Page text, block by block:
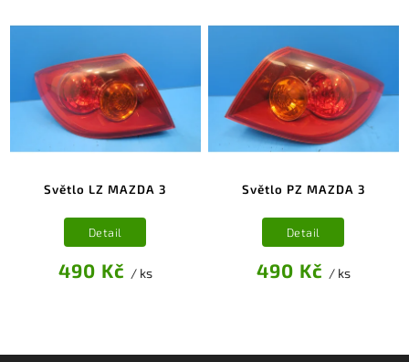
Světlo LZ MAZDA 3
490 Kč / ks
Detail
Světlo PZ MAZDA 3
490 Kč / ks
Detail